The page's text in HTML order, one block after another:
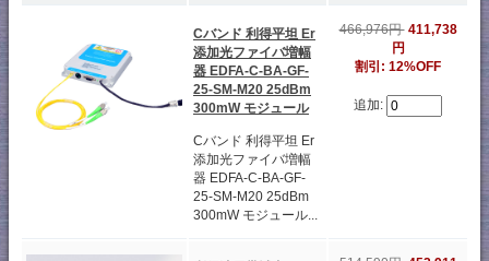
Cバンド 利得平坦 Er
添加光ファイバ増幅
器 EDFA-C-BA-GF-
25-SM-M20 25dBm
300mW モジュール
Cバンド 利得平坦 Er
添加光ファイバ増幅
器 EDFA-C-BA-GF-
25-SM-M20 25dBm
300mW モジュール...
466,976円 411,738
円
割引: 12%OFF
追加: